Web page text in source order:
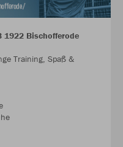
1922 Bischofferode
Training, Spaß &